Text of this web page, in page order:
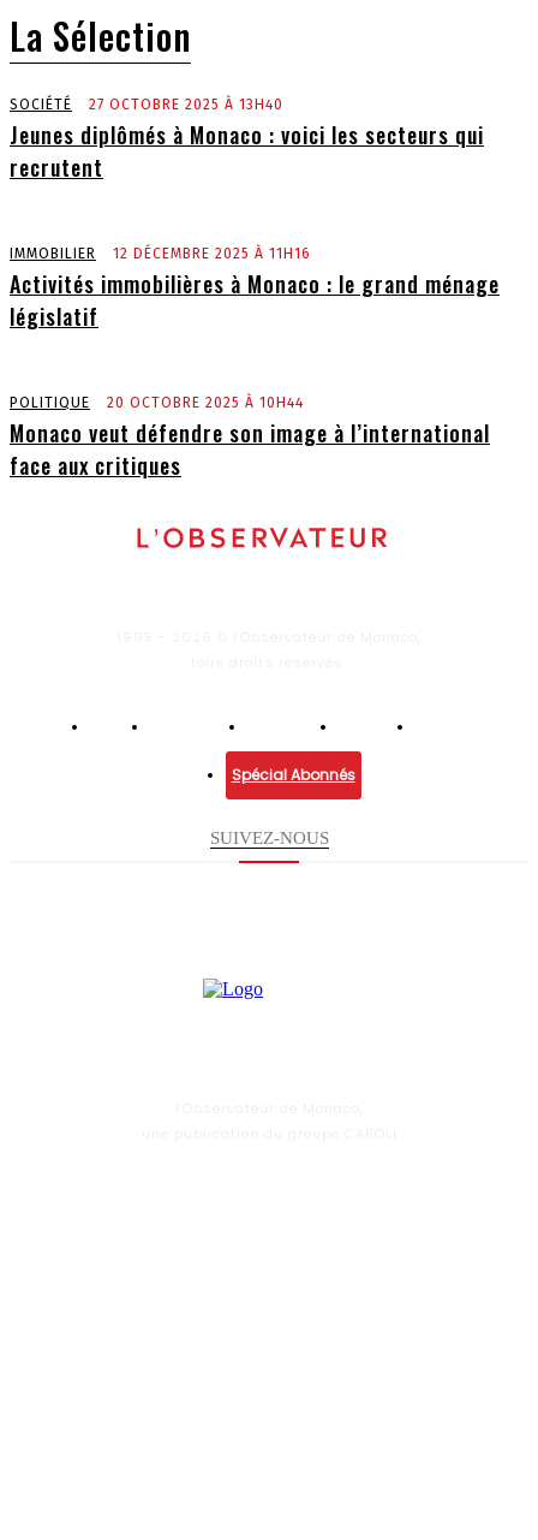
La Sélection
SOCIÉTÉ 27 OCTOBRE 2025 À 13H40
Jeunes diplômés à Monaco : voici les secteurs qui
recrutent
IMMOBILIER 12 DÉCEMBRE 2025 À 11H16
Activités immobilières à Monaco : le grand ménage
législatif
POLITIQUE 20 OCTOBRE 2025 À 10H44
Monaco veut défendre son image à l’international
face aux critiques
Spécial Abonnés
SUIVEZ-NOUS